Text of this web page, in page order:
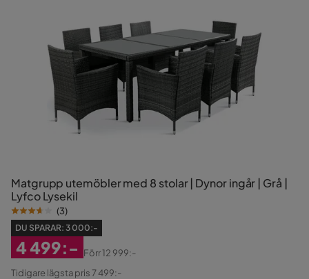
Matgrupp utemöbler med 8 stolar | Dynor ingår | Grå |
Lyfco Lysekil
(3)
DU SPARAR: 3 000:-
Rabatterat
4 499:-
Original
Förr12 999:-
Tidigare lägsta pris 7 499:-